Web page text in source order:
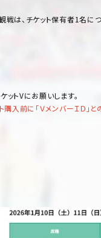
、チケット保有者1名につ
トVにお願いします。
入前に「ＶメンバーＩＤ」と